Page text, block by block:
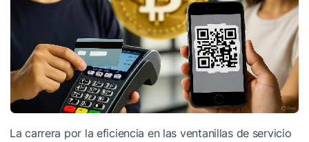
La carrera por la eficiencia en las ventanillas de servicio